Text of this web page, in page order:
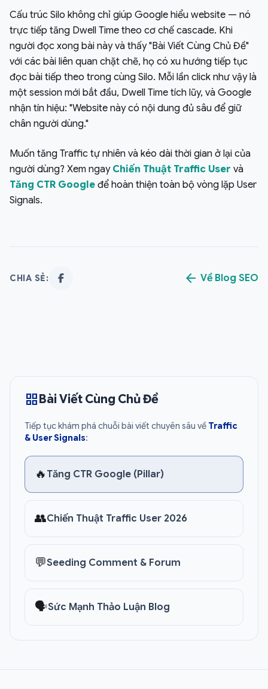
Cấu trúc Silo không chỉ giúp Google hiểu website — nó
trực tiếp tăng Dwell Time theo cơ chế cascade. Khi
người đọc xong bài này và thấy "Bài Viết Cùng Chủ Đề"
với các bài liên quan chặt chẽ, họ có xu hướng tiếp tục
đọc bài tiếp theo trong cùng Silo. Mỗi lần click như vậy là
một session mới bắt đầu, Dwell Time tích lũy, và Google
nhận tín hiệu: "Website này có nội dung đủ sâu để giữ
chân người dùng."
Muốn tăng Traffic tự nhiên và kéo dài thời gian ở lại của
người dùng? Xem ngay Chiến Thuật Traffic User và
Tăng CTR Google để hoàn thiện toàn bộ vòng lặp User
Signals.
CHIA SẺ: arrow_back Về Blog SEO
grid_viewBài Viết Cùng Chủ Đề
Tiếp tục khám phá chuỗi bài viết chuyên sâu về Traffic
& User Signals:
🔥 Tăng CTR Google (Pillar)
👥Chiến Thuật Traffic User 2026
💬Seeding Comment & Forum
🗣️Sức Mạnh Thảo Luận Blog